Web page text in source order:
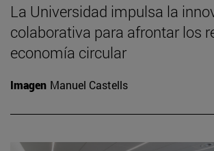
La Universidad impulsa la
colaborativa para afrontar los
economía circular
Imagen Manuel Castells